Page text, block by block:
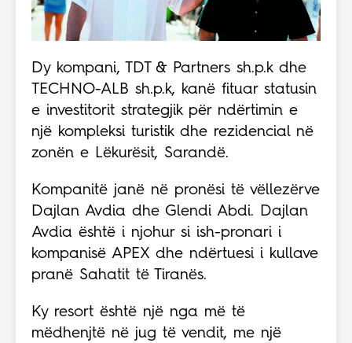
Dy kompani, TDT & Partners sh.p.k dhe
TECHNO-ALB sh.p.k, kanë fituar statusin
e investitorit strategjik për ndërtimin e
një kompleksi turistik dhe rezidencial në
zonën e Lëkurësit, Sarandë.
Kompanitë janë në pronësi të vëllezërve
Dajlan Avdia dhe Glendi Abdi. Dajlan
Avdia është i njohur si ish-pronari i
kompanisë APEX dhe ndërtuesi i kullave
pranë Sahatit të Tiranës.
Ky resort është një nga më të
mëdhenjtë në jug të vendit, me një